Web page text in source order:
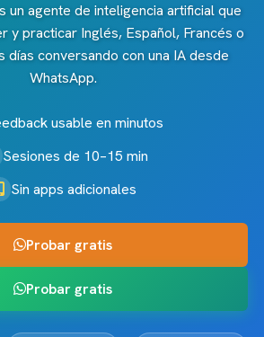
un agente de inteligencia artificial que
y practicar Inglés, Español, Francés o
días conversando con una IA desde
WhatsApp.
usable en minutos
Sesiones de 10–15 min
Sin apps adicionales
Probar gratis
Probar gratis